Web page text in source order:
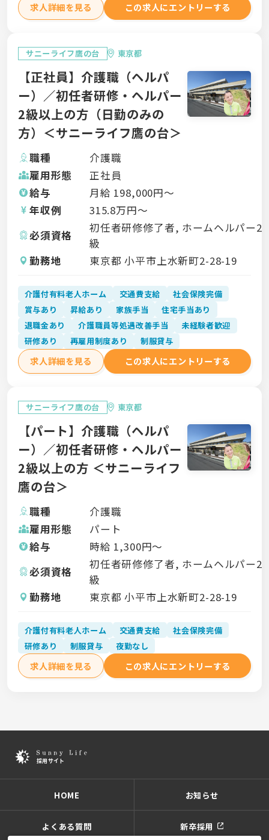
求人詳細を見る この求人にエントリーする
サニーライフ鷹の台 東京都
【正社員】介護職（ヘルパ
ー）／初任者研修・ヘルパー
2級以上の方（日勤のみの
方）＜サニーライフ鷹の台＞
職種
介護職
雇用形態
正社員
給与
月給 198,000円〜
年収例
315.8万円〜
必須資格
初任者研修修了者, ホームヘルパー2
級
勤務地
東京都 小平市上水新町2-28-19
介護付有料老人ホーム 交通費支給
社会保険完備
賞与あり
昇給あり 家族手当
住宅手当あり
退職金あり
介護職員等処遇改善手当
未経験者歓迎
研修あり
再雇用制度あり 制服貸与
求人詳細を見る この求人にエントリーする
サニーライフ鷹の台 東京都
【パート】介護職（ヘルパ
ー）／初任者研修・ヘルパー
2級以上の方 ＜サニーライフ
鷹の台＞
職種
介護職
雇用形態
パート
給与
時給 1,300円〜
必須資格
初任者研修修了者, ホームヘルパー2
級
勤務地
東京都 小平市上水新町2-28-19
介護付有料老人ホーム 交通費支給
社会保険完備
研修あり
制服貸与 夜勤なし
求人詳細を見る この求人にエントリーする
HOME お知らせ
よくある質問 新卒採用